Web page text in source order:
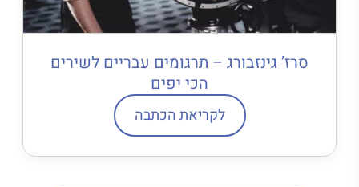
סרז’ גינזבורג – תרגומים עבריים לשירים
הכי יפים
לקריאת הכתבה